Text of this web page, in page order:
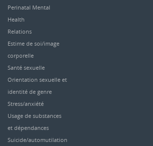
Perinatal Mental
Health
Relations
Estime de soi/image
corporelle
Santé sexuelle
Orientation sexuelle et
identité de genre
Stress/anxiété
Usage de substances
et dépendances
Suicide/automutilation